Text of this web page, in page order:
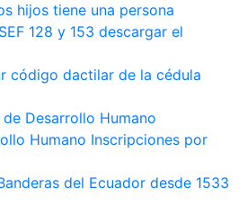
hijos tiene una persona
128 y 153 descargar el
código dactilar de la cédula
Desarrollo Humano
Humano Inscripciones por
del Ecuador desde 1533